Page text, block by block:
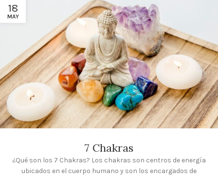
18
MAY
7 Chakras
¿Qué son los 7 Chakras? Los chakras son centros de energía
ubicados en el cuerpo humano y son los encargados de